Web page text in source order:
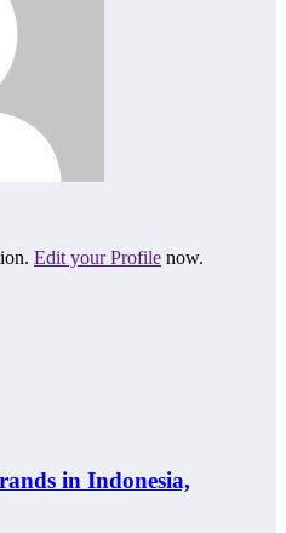
Edit your Profile now.
in Indonesia,